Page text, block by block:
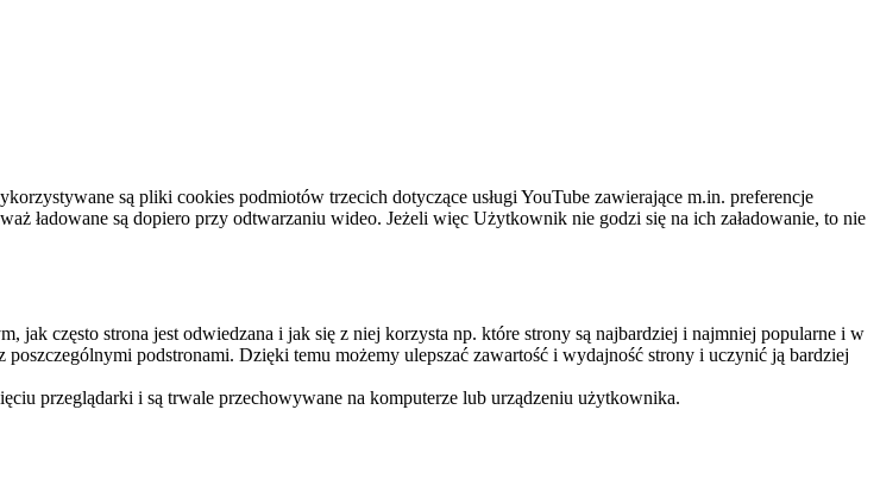
są pliki cookies podmiotów trzecich dotyczące usługi YouTube zawierające m.in. preferencje
ładowane są dopiero przy odtwarzaniu wideo. Jeżeli więc Użytkownik nie godzi się na ich załadowanie, to nie
jak często strona jest odwiedzana i jak się z niej korzysta np. które strony są najbardziej i najmniej popularne i w
podstronami. Dzięki temu możemy ulepszać zawartość i wydajność strony i uczynić ją bardziej
przeglądarki i są trwale przechowywane na komputerze lub urządzeniu użytkownika.